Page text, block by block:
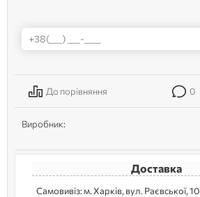
До порівняння 0
Виробник:
Доставка
Самовивіз: м. Харків, вул. Раєвської, 10